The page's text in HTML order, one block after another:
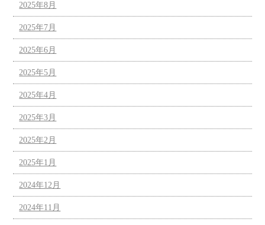
2025年8月
2025年7月
2025年6月
2025年5月
2025年4月
2025年3月
2025年2月
2025年1月
2024年12月
2024年11月